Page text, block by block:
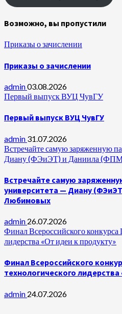
Возможно, вы пропустили
Приказы о зачислении
Приказы о зачислении
admin03.08.2026
Первый выпуск ВУЦ ЧувГУ
Первый выпуск ВУЦ ЧувГУ
admin 31.07.2026
Встречайте самую заряженную
Диану (ФЭиЭТ) и Даниила
Встречайте самую
университета — Диану
Любимовых
admin 26.07.2026
Финал Всероссийского конкурса
лидерства «От идеи к продукту»
Финал Всероссийского
технологического
admin 24.07.2026